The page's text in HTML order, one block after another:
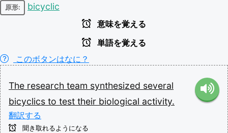
原形: bicyclic
意味を覚える
単語を覚える
このボタンはなに？
The research team synthesized several
bicyclics to test their biological activity.
翻訳する
聞き取れるようになる